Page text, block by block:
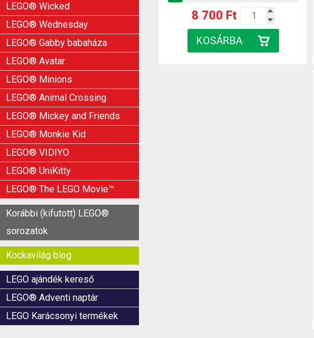
LEGO® Wicked
LEGO® Wednesday
LEGO® Gabby babaháza
LEGO® Avatar
LEGO® Minions
LEGO® Animal Crossing
LEGO® Mickey and Friends
LEGO® Monkie Kid
LEGO® VIDIYO
LEGO® UniKitty
LEGO® The LEGO Movie™
Korábbi (kifutott) LEGO®
sorozatok
Kockavilág blog
LEGO ajándék kereső
LEGO® Adventi naptár
LEGO Karácsonyi termékek
8 700 Ft